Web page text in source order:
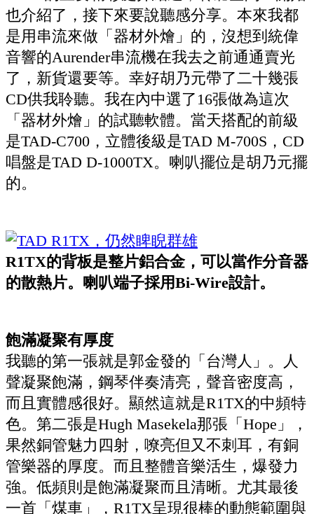
也介紹了，接下來要說聽感分享。本來我都
是用串流來做「器材外燴」的，沒想到統偉
音響的Aurender串流機在我去之前通通賣光
了，新貨還要等。幸好胡乃元帶了二十幾張
CD供我聆聽。我在內中選了16張做為這次
「器材外燴」的試聽軟體。當天搭配的前級
是TAD-C700，立體後級是TAD M-700S，CD
唱盤是TAD D-1000TX。喇叭擺位是胡乃元擺
的。
R1TX的背板是整片鋁合金，可以當作分音器
的散熱片。喇叭端子採用Bi-Wire設計。
飽滿凝聚有厚度
我聽的第一張就是郭金發的「台灣人」。人
聲凝聚飽滿，鋼琴伴奏清亮，聲音密度高，
而且實體感很好。顯然這就是R1TX的中頻特
色。第二張是Hugh Masekela那張「Hope」，
果然銅管魅力四射，嘹亮但又不刺耳，有銅
管樂器的厚度。而且整體音樂活生，爆發力
強。低頻則是飽滿凝聚而且清晰。尤其最後
一首「煤車」，R1TX呈現很棒的動態範圍與